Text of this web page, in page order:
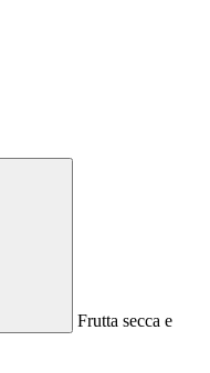
Frutta secca e